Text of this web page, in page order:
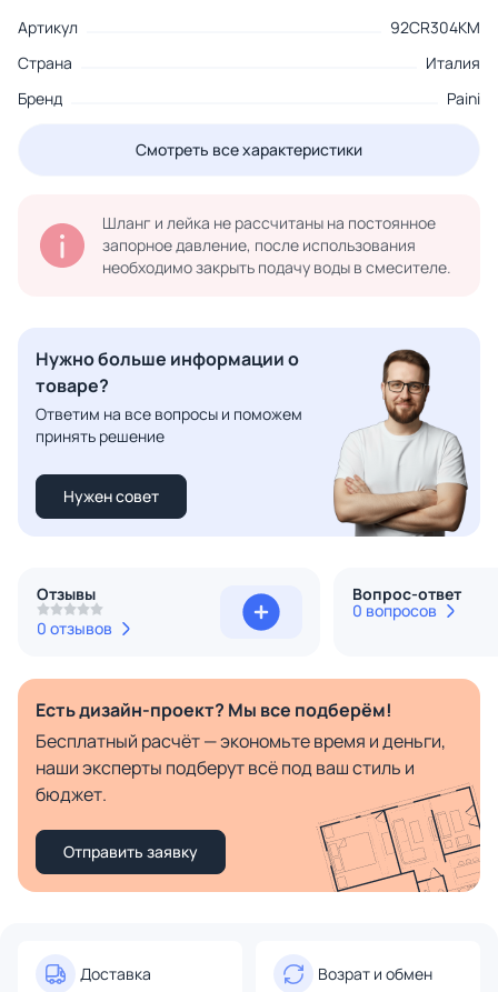
Артикул
92CR304KM
Страна
Италия
Бренд
Paini
Смотреть все характеристики
Шланг и лейка не рассчитаны на постоянное
запорное давление, после использования
необходимо закрыть подачу воды в смесителе.
Нужно больше информации о
товаре?
Ответим на все вопросы и поможем
принять решение
Нужен совет
Отзывы
0 отзывов
Вопрос-ответ
0 вопросов
Есть дизайн-проект? Мы все подберём!
Бесплатный расчёт — экономьте время и деньги,
наши эксперты подберут всё под ваш стиль и
бюджет.
Отправить заявку
Доставка Возрат и обмен